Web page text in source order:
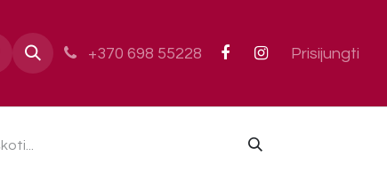
+370 698 55228 Prisijungti